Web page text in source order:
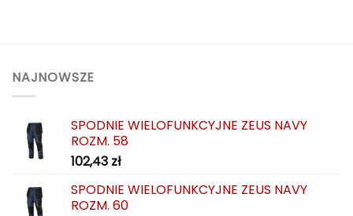
NAJNOWSZE
SPODNIE WIELOFUNKCYJNE ZEUS NAVY
ROZM. 58
102,43 zł
SPODNIE WIELOFUNKCYJNE ZEUS NAVY
ROZM. 60